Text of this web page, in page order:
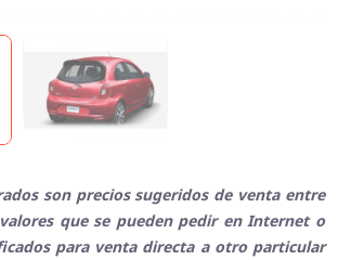
son precios sugeridos de venta entre
que se pueden pedir en Internet o
para venta directa a otro particular